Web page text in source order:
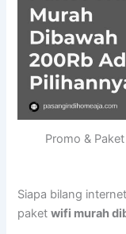
Promo &
Siapa bilang
paketwifi murah